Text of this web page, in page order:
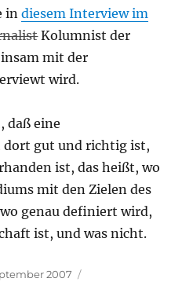
indiesem Interview im
Kolumnist der
mit der
wird.
daß eine
gut und richtig ist,
ist, das heißt, wo
mit den Zielen des
genau definiert wird,
ist, und was nicht.
2007